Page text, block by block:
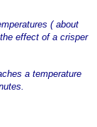
( about
effect of a crisper
a temperature